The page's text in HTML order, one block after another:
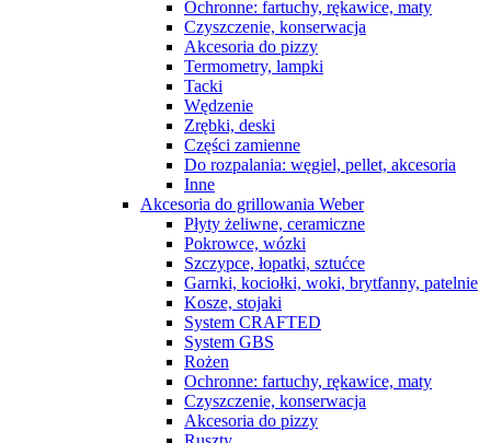
Ochronne: fartuchy, rękawice, maty
Czyszczenie, konserwacja
Akcesoria do pizzy
Termometry, lampki
Tacki
Wędzenie
Zrębki, deski
Części zamienne
Do rozpalania: węgiel, pellet, akcesoria
Inne
Akcesoria do grillowania Weber
Płyty żeliwne, ceramiczne
Pokrowce, wózki
Szczypce, łopatki, sztućce
Garnki, kociołki, woki, brytfanny, patelnie
Kosze, stojaki
System CRAFTED
System GBS
Rożen
Ochronne: fartuchy, rękawice, maty
Czyszczenie, konserwacja
Akcesoria do pizzy